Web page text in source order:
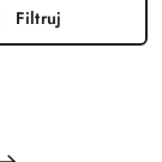
Filtruj